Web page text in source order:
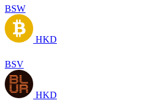
BSW
HKD
BSV
HKD